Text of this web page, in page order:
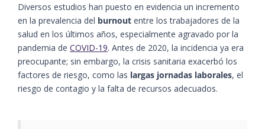
Diversos estudios han puesto en evidencia un incremento
en la prevalencia del burnout entre los trabajadores de la
salud en los últimos años, especialmente agravado por la
pandemia de COVID-19. Antes de 2020, la incidencia ya era
preocupante; sin embargo, la crisis sanitaria exacerbó los
factores de riesgo, como las largas jornadas laborales, el
riesgo de contagio y la falta de recursos adecuados.